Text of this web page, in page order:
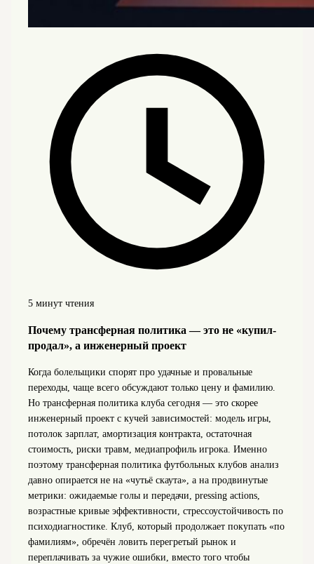
5 минут чтения
Почему трансферная политика — это не «купил-
продал», а инженерный проект
Когда болельщики спорят про удачные и провальные
переходы, чаще всего обсуждают только цену и фамилию.
Но трансферная политика клуба сегодня — это скорее
инженерный проект с кучей зависимостей: модель игры,
потолок зарплат, амортизация контракта, остаточная
стоимость, риски травм, медиапрофиль игрока. Именно
поэтому трансферная политика футбольных клубов анализ
давно опирается не на «чутьё скаута», а на продвинутые
метрики: ожидаемые голы и передачи, pressing actions,
возрастные кривые эффективности, стрессоустойчивость по
психодиагностике. Клуб, который продолжает покупать «по
фамилиям», обречён ловить перегретый рынок и
переплачивать за чужие ошибки, вместо того чтобы